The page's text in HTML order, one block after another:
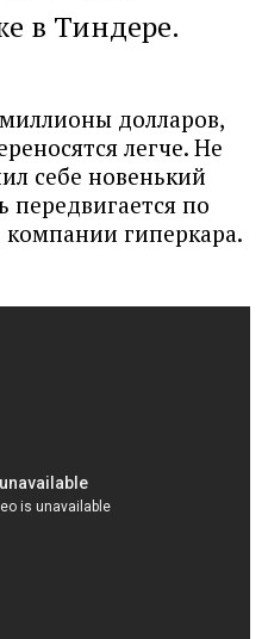
в Тиндере.
долларов,
легче. Не
себе новенький
по
гиперкара.